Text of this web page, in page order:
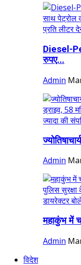
Diesel-
रुपए...
Admin
Admin
महाकुंभ में
Admin
विदेश